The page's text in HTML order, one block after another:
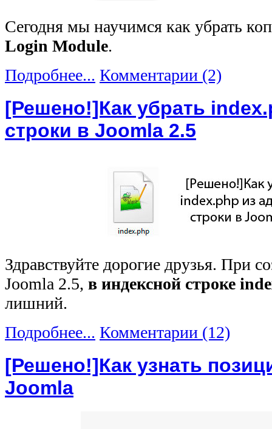
Сегодня мы научимся как убрать
Login Module.
Подробнее... Комментарии (2)
[Решено!]Как убрать
строки в Joomla 2.5
Здравствуйте дорогие друзья. При
Joomla 2.5, в индексной строке
лишний.
Подробнее... Комментарии (12)
[Решено!]Как узнать
Joomla